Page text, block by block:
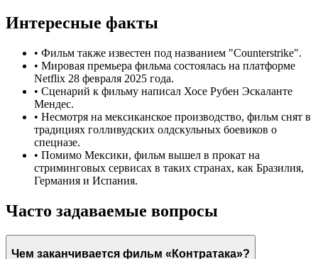
Интересные факты
• Фильм также известен под названием "Counterstrike".
• Мировая премьера фильма состоялась на платформе
Netflix 28 февраля 2025 года.
• Сценарий к фильму написал Хосе Рубен Эскаланте
Мендес.
• Несмотря на мексиканское производство, фильм снят в
традициях голливудских олдскульных боевиков о
спецназе.
• Помимо Мексики, фильм вышел в прокат на
стриминговых сервисах в таких странах, как Бразилия,
Германия и Испания.
Часто задаваемые вопросы
Чем заканчивается фильм «Контратака»?